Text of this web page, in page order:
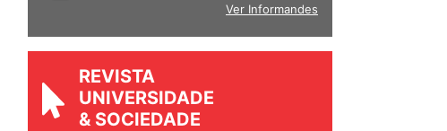
Ver Informandes
REVISTA
UNIVERSIDADE
& SOCIEDADE